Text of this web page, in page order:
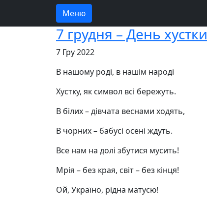
Меню
7 грудня – День хустки
7 Гру 2022
В нашому роді, в нашім народі
Хустку, як символ всі бережуть.
В білих – дівчата веснами ходять,
В чорних – бабусі осені ждуть.
Все нам на долі збутися мусить!
Мрія – без края, світ – без кінця!
Ой, Україно, рідна матусю!